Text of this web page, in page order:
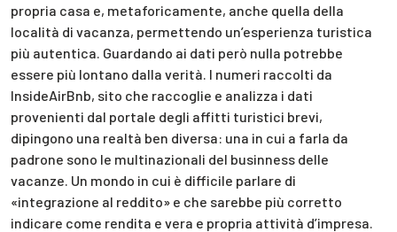
propria casa e, metaforicamente, anche quella della
località di vacanza, permettendo un’esperienza turistica
più autentica. Guardando ai dati però nulla potrebbe
essere più lontano dalla verità. I numeri raccolti da
InsideAirBnb, sito che raccoglie e analizza i dati
provenienti dal portale degli affitti turistici brevi,
dipingono una realtà ben diversa: una in cui a farla da
padrone sono le multinazionali del businness delle
vacanze. Un mondo in cui è difficile parlare di
«integrazione al reddito» e che sarebbe più corretto
indicare come rendita e vera e propria attività d’impresa.